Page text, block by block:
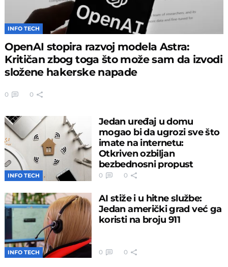
INFO TECH
OpenAI stopira razvoj modela Astra:
Kritičan zbog toga što može sam da izvodi
složene hakerske napade
0 0
INFO TECH
Jedan uređaj u domu
mogao bi da ugrozi sve što
imate na internetu:
Otkriven ozbiljan
bezbednosni propust
0 0
INFO TECH
AI stiže i u hitne službe:
Jedan američki grad već ga
koristi na broju 911
0 0